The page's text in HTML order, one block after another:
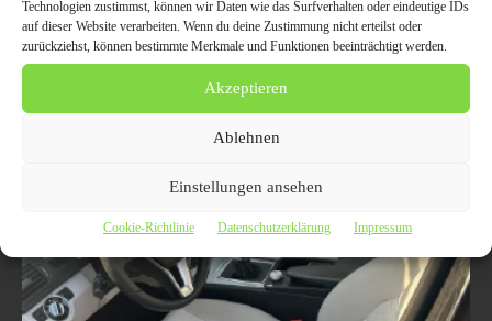
Technologien zustimmst, können wir Daten wie das Surfverhalten oder eindeutige IDs
auf dieser Website verarbeiten. Wenn du deine Zustimmung nicht erteilst oder
zurückziehst, können bestimmte Merkmale und Funktionen beeinträchtigt werden.
Akzeptieren
Ablehnen
Einstellungen ansehen
Cookie-Richtlinie Datenschutzerklärung Impressum
Wagen nicht mehr verkehrstüchtig ist. Wir bieten Ihnen einen
unkomplizierten Service in Velbert, um Ihr Fahrzeug schnell und sicher
ins Ausland zu verkaufen. Entdecken Sie die Vorteile des
Exportprozesses und wie wir Ihr Auto zu einem attraktiven Preis